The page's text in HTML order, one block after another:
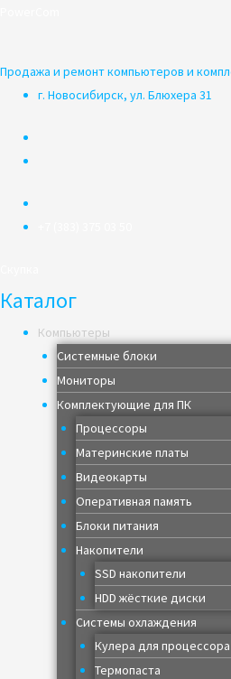
Продажа и ремонт компьютеров и
г. Новосибирск, ул. Блюхера 31
Каталог
Компьютеры
Системные блоки
Мониторы
Комплектующие для ПК
Процессоры
Материнские платы
Видеокарты
Оперативная память
Блоки питания
Накопители
SSD накопители
HDD жёсткие диски
Системы охлаждения
Кулера для процессора
Термопаста